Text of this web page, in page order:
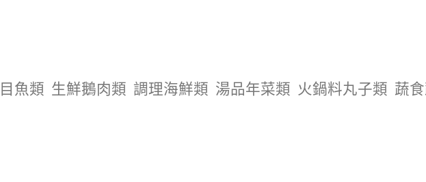
魚類 生鮮鵝肉類 調理海鮮類 湯品年菜類 火鍋料丸子類 蔬